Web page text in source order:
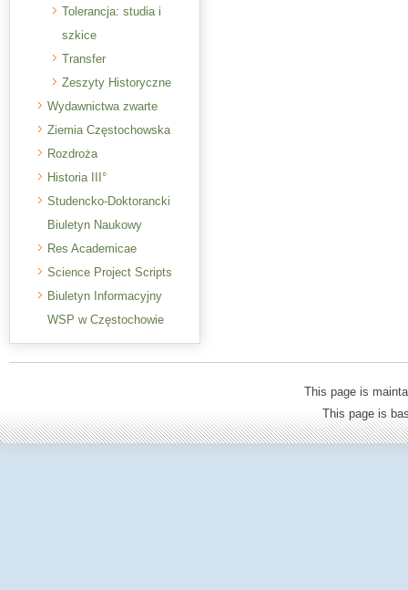
Tolerancja: studia i
szkice
Transfer
Zeszyty Historyczne
Wydawnictwa zwarte
Ziemia Częstochowska
Rozdroża
Historia III°
Studencko-Doktorancki
Biuletyn Naukowy
Res Academicae
Science Project Scripts
Biuletyn Informacyjny
WSP w Częstochowie
This page is
This page is